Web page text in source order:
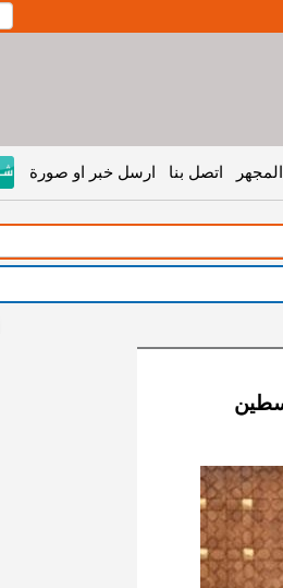
اتصل بنا ارسل خبر او صورة